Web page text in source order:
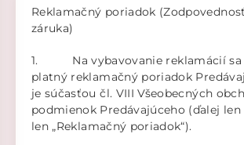
Reklamačný poriadok
záruka)
1. Na vybavovanie reklamácií sa
platný reklamačný poriadok
je súčasťou čl. VIII Všeobecných
podmienok Predávajúceho (ďalej len
len „Reklamačný poriadok“).